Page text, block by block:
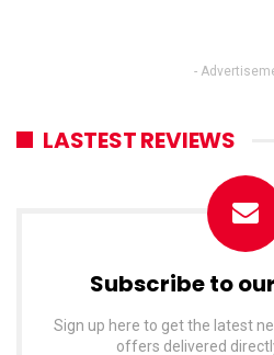
-
LASTEST REVIEWS
Subscribe to
Sign up here to get the latest
offers delivered